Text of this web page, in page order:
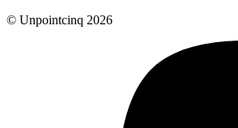
© Unpointcinq 2026